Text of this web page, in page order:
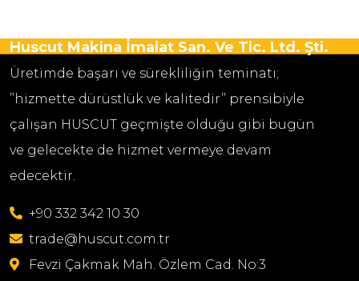
Huscut Makina İmalat San. Ve Tic. Ltd. Şti.
Üretimde başarı ve sürekliliğin teminatı;
’’hizmette dürüstlük ve kalitedir’’ prensibiyle
çalışan HUSCUT geçmişte olduğu gibi bugün
ve gelecekte de hizmet vermeye devam
edecektir.
+90 332 342 10 30
trade@huscut.com.tr
Fevzi Çakmak Mah. Özlem Cad. No:3